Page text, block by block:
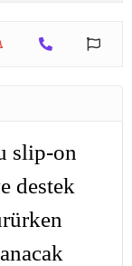
slip-on
destek